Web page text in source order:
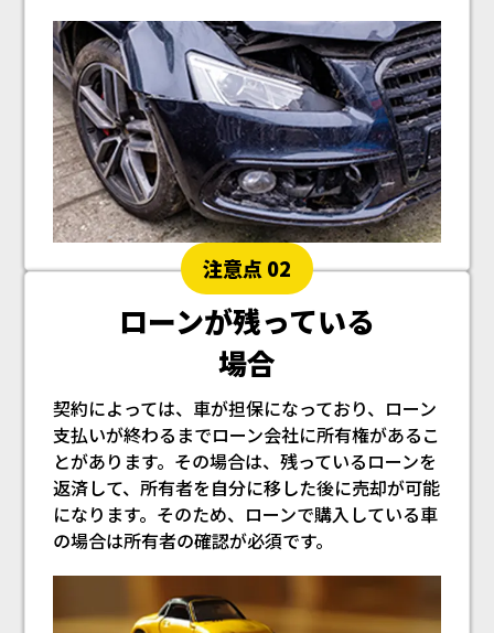
注意点 02
ローンが残っている
場合
契約によっては、車が担保になっており、ローン
支払いが終わるまでローン会社に所有権があるこ
とがあります。その場合は、残っているローンを
返済して、所有者を自分に移した後に売却が可能
になります。そのため、ローンで購入している車
の場合は所有者の確認が必須です。